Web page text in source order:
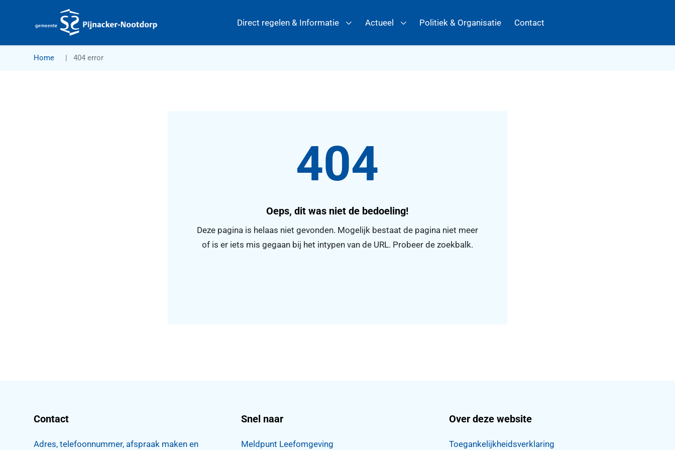
Gemeente Pijnacker-Nootdorp
Direct regelen & Informatie Actueel Politiek & Organisatie Contact
Home 404 error
404
Oeps, dit was niet de bedoeling!
Deze pagina is helaas niet gevonden. Mogelijk bestaat de pagina niet meer
of is er iets mis gegaan bij het intypen van de URL. Probeer de zoekbalk.
Contact
Adres, telefoonnummer, afspraak maken en
Snel naar
Meldpunt Leefomgeving
Over deze website
Toegankelijkheidsverklaring